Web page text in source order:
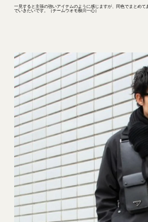
一見すると主張の強いアイテムのように感じますが、同色でまとめ
でいきたいです。（チームウオモ柳川一心）